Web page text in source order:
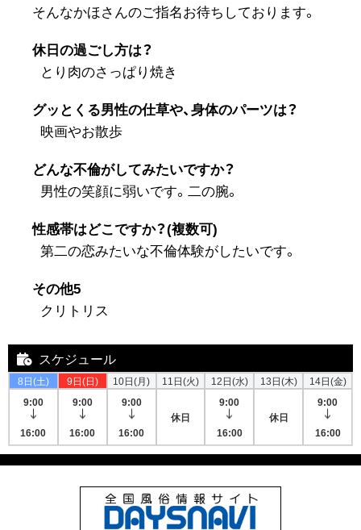
そんなかほさんのご指名お待ちしております。
休日の過ごし方は？
とり肉のさっぱり焼き
グッとくる男性の仕草や、身体のパーツは？
映画やお散歩
どんな不倫がしてみたいですか？
男性の笑顔に弱いです。二の腕。
性感帯はどこですか？(複数可)
第二の恋みたいな不倫体験がしたいです。
その他5
クリトリス
スケジュール
8日(土)
9:00
16:00
9日(日)
9:00
16:00
10日(月)
9:00
16:00
11日(火)
休日
12日(水)
9:00
16:00
13日(木)
休日
14日(金)
9:00
16:00